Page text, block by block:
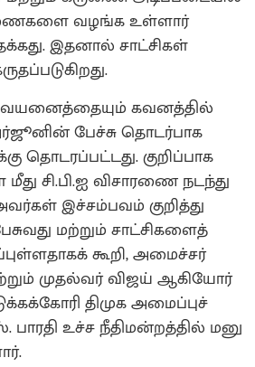
வழங்க உள்ளார்
இதனால் சாட்சிகள்
கவனத்தில்
பேச்சு தொடர்பாக
தொடரப்பட்டது. குறிப்பாக
சி.பி.ஐ விசாரணை நடந்து
இச்சம்பவம் குறித்து
மற்றும் சாட்சிகளைத்
கூறி, அமைச்சர்
முதல்வர் விஜய் ஆகியோர்
திமுக அமைப்புச்
உச்ச நீதிமன்றத்தில் மனு